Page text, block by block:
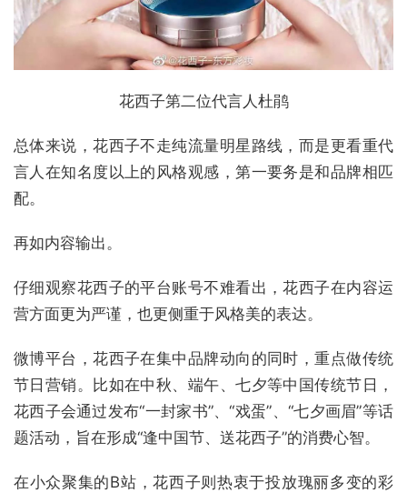
花西子第二位代言人杜鹃
总体来说，花西子不走纯流量明星路线，而是更看重代
言人在知名度以上的风格观感，第一要务是和品牌相匹
配。
再如内容输出。
仔细观察花西子的平台账号不难看出，花西子在内容运
营方面更为严谨，也更侧重于风格美的表达。
微博平台，花西子在集中品牌动向的同时，重点做传统
节日营销。比如在中秋、端午、七夕等中国传统节日，
花西子会通过发布“一封家书”、“戏蛋”、“七夕画眉”等话
题活动，旨在形成“逢中国节、送花西子”的消费心智。
在小众聚集的B站，花西子则热衷于投放瑰丽多变的彩